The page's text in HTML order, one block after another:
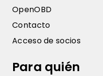
OpenOBD
Contacto
Acceso de socios
Para quién